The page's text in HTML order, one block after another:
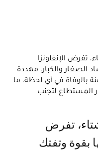
تفرض الإنفلونزا
الصغار والكبار، مهددة
بالوفاة في أي لحظة، ما
المستطاع لتجنب
بقوة وتفتك